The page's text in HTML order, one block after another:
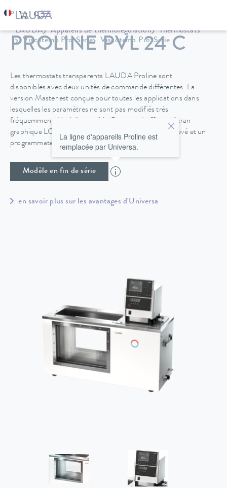
LAUDA Appareils de thermorégulation
Thermostats
Viscotemp Pro-Serie
Viscotemp Pro-Serie
PROLINE PVL 24 C
Les thermostats transparents LAUDA Proline sont
disponibles avec deux unités de commande différentes. La
version Master est conçue pour toutes les applications dans
lesquelles les paramètres ne sont pas modifiés très
fréquemment. L'unité amovible Command offre un écran
graphique LCD qui garantit un confort d'utilisation élevé et un
programmateur supplémentaire.
Modèle en fin de série
La ligne d'appareils Proline est
remplacée par Universa.
en savoir plus sur les avantages d'Universa